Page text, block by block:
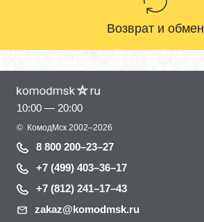
Возврат и обмен
10:00 — 20:00
© КомодМск 2002–2026
8 800 200–23–27
+7 (499) 403–36–17
+7 (812) 241–17–43
zakaz@komodmsk.ru